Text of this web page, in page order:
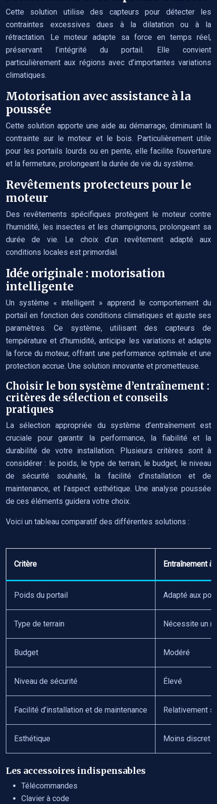
Cette solution utilise des capteurs pour détecter les
contraintes excessives dues à la dilatation ou à la
rétractation. Le moteur adapte sa force en temps réel,
préservant l’intégrité du portail. Elle convient
particulièrement aux régions avec d’importantes variations
climatiques.
Motorisation avec assistance à la
poussée
Cette solution apporte une aide au démarrage, diminuant la
contrainte sur le moteur et le bois. Particulièrement utile
pour les portails lourds ou en pente, elle facilite l’ouverture
et la fermeture, prolongeant la durée de vie du système.
Revêtements protecteurs pour le
moteur
Des revêtements spécifiques protègent le moteur contre
l’humidité, les insectes et les champignons, prolongeant sa
durée de vie. Le choix d’un revêtement adapté aux
conditions locales est primordial.
Idée originale : motorisation
intelligente
Un système « intelligent » apprend le comportement du
portail en fonction des conditions climatiques et ajuste ses
paramètres. Ce système, utilisant des capteurs de
température et d’humidité, anticipe les variations et adapte
la force du moteur, offrant une performance optimale et une
protection accrue. Une solution innovante et prometteuse.
Choisir le bon système d’entraînement :
critères de sélection et conseils
pratiques
La sélection appropriée du système d’entraînement est
cruciale pour garantir la performance, la fiabilité et la
durabilité de votre installation. Plusieurs critères sont à
considérer : le poids, le type de terrain, le budget, le niveau
de sécurité souhaité, la facilité d’installation et de
maintenance, et l’aspect esthétique. Une analyse poussée
de ces éléments guidera votre choix.
Voici un tableau comparatif des différentes solutions :
Critère Entraînement à
Poids du portail Adapté aux
Type de terrain Nécessite un
Budget Modéré
Niveau de sécurité Élevé
Facilité d’installation et de maintenance Relativement
Esthétique Moins discret
Les accessoires indispensables
Télécommandes
Clavier à code